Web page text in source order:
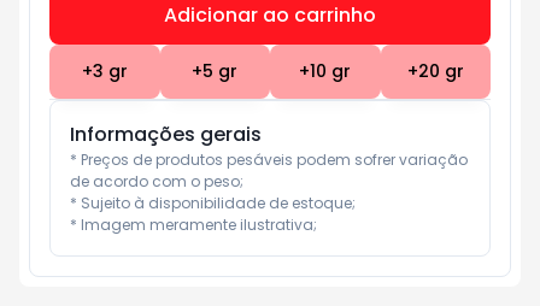
Adicionar ao carrinho
+3 gr +5 gr +10 gr +20 gr
Informações gerais
* Preços de produtos pesáveis podem sofrer variação
de acordo com o peso;
* Sujeito à disponibilidade de estoque;
* Imagem meramente ilustrativa;